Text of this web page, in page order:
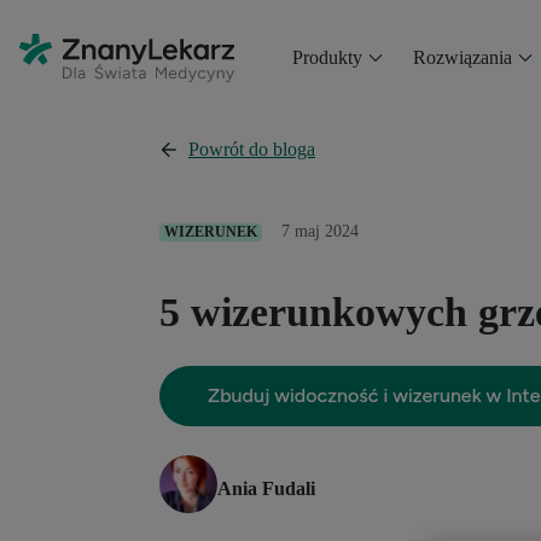
Produkty Rozwiązania
Powrót do bloga
WIZERUNEK 7 maj 2024
5 wizerunkowych
Ania Fudali